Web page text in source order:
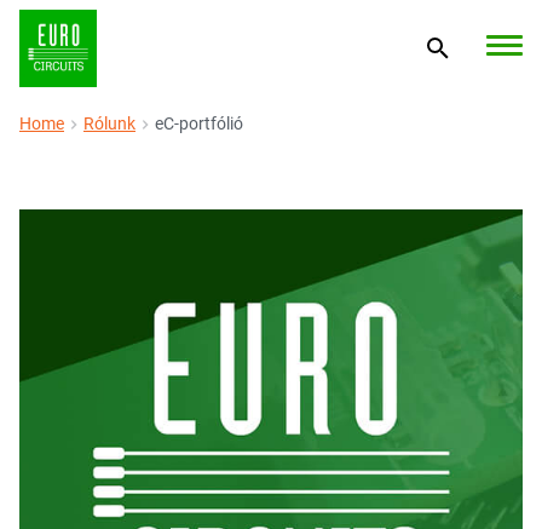
Home Rólunk eC-portfólió